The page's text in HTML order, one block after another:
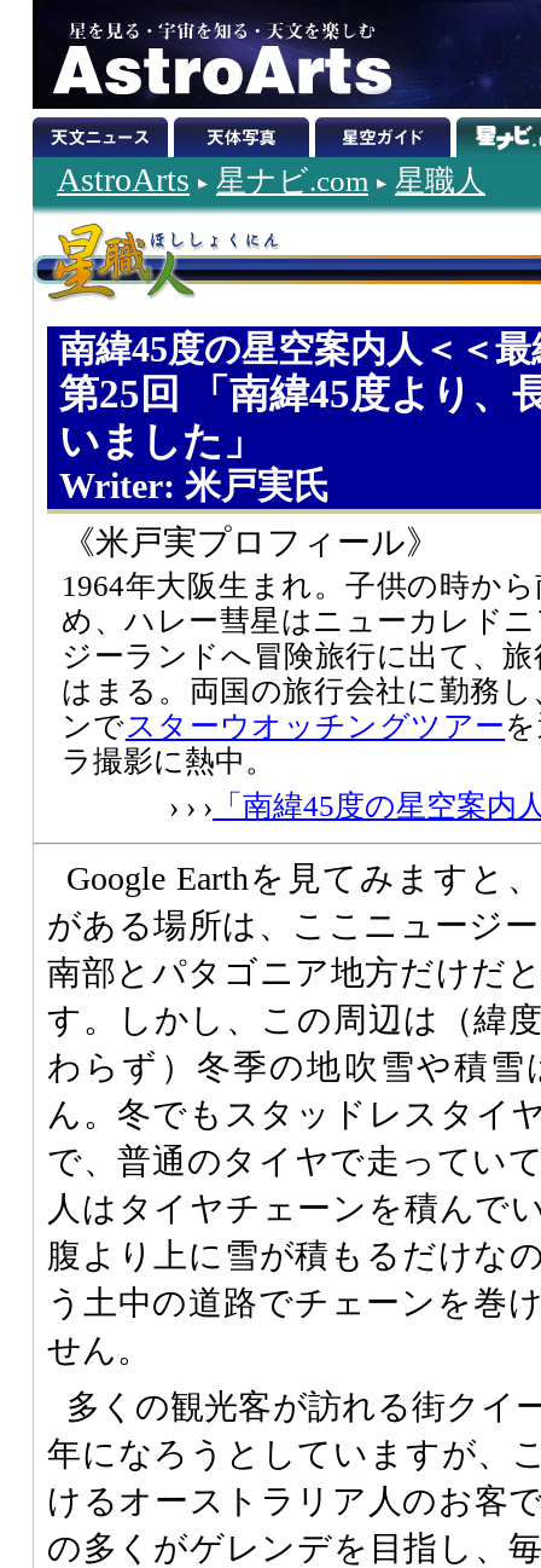
AstroArts 星ナビ.com 星職人
南緯45度の星空案内人＜＜
第25回 「南緯45度より、
いました」
Writer: 米戸実氏
《米戸実プロフィール》
1964年大阪生まれ。子供の時か
め、ハレー彗星はニューカレド
ジーランドへ冒険旅行に出て、
はまる。両国の旅行会社に勤務
ンでスターウオッチングツアー
ラ撮影に熱中。
› › › 「南緯45度の星空案
Google Earthを見てみますと
がある場所は、ここニュージ
南部とパタゴニア地方だけだ
す。しかし、この周辺は（緯
わらず）冬季の地吹雪や積
ん。冬でもスタッドレスタイ
で、普通のタイヤで走ってい
人はタイヤチェーンを積んで
腹より上に雪が積もるだけな
う土中の道路でチェーンを巻
せん。
多くの観光客が訪れる街クイ
年になろうとしていますが、
けるオーストラリア人のお客
の多くがゲレンデを目指し、